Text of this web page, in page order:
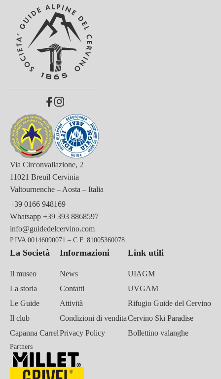
Via Circonvallazione, 2
11021 Breuil Cervinia
Valtournenche – Aosta – Italia
+39 0166 948169
Whatsapp +39 393 8868597
info@guidedelcervino.com
P.IVA 00146090071 – C.F. 81005360078
La Società
Il museo
La storia
Le Guide
Il club
Capanna Carrel
Informazioni
News
Contatti
Attività
Condizioni di vendita
Privacy Policy
Link utili
UIAGM
UVGAM
Rifugio Guide del Cervino
Cervino Ski Paradise
Bollettino valanghe
Partners